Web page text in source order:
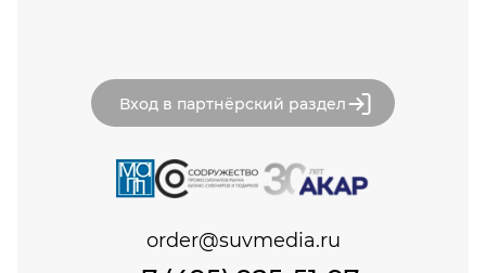
Вход в партнёрский раздел
order@suvmedia.ru